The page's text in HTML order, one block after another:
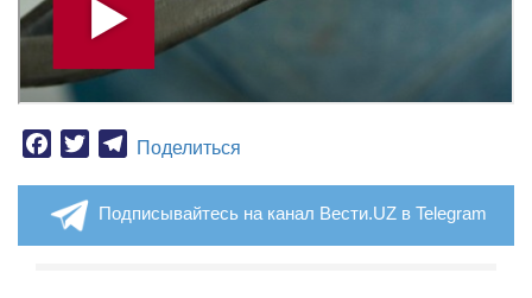
Facebook
TwitterTelegram
Поделиться
Подписывайтесь на канал Вести.UZ в Telegram